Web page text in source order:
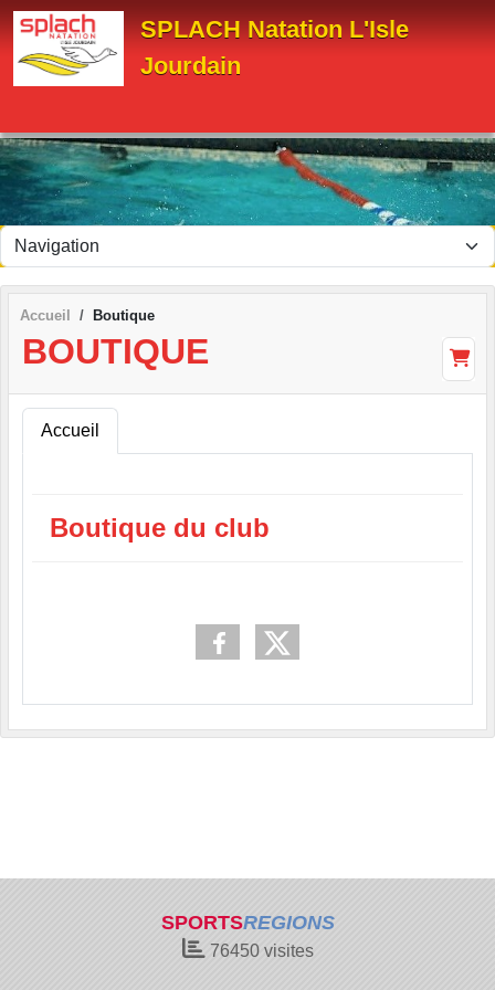
SPLACH Natation L'Isle
Jourdain
Accueil Boutique
BOUTIQUE
Accueil
Boutique du club
SPORTSREGIONS
76450visites
Panneau de gestion des cookies